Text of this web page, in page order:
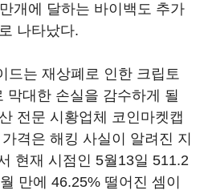
개에 달하는 바이백도 추가
나타났다.
드는 재상폐로 인한 크립토
막대한 손실을 감수하게 될
전문 시황업체 코인마켓캡
격은 해킹 사실이 알려진 지
현재 시점인 5월13일 511.2
만에 46.25% 떨어진 셈이